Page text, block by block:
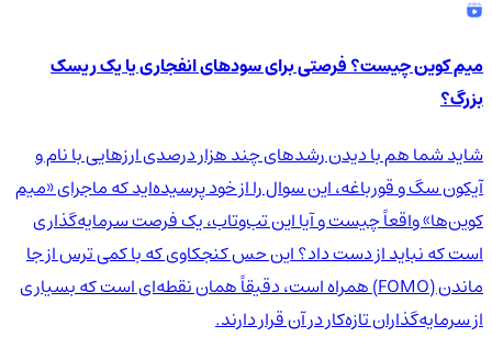
میم کوین چیست؟ فرصتی برای سودهای انفجاری یا یک ریسک
بزرگ؟
شاید شما هم با دیدن رشدهای چند هزار درصدی ارزهایی با نام و
آیکون سگ و قورباغه، این سوال را از خود پرسیده‌اید که ماجرای «میم
کوین‌ها» واقعاً چیست و آیا این تب‌وتاب، یک فرصت سرمایه‌گذاری
است که نباید از دست داد؟ این حس کنجکاوی که با کمی ترس از جا
ماندن (FOMO) همراه است، دقیقاً همان نقطه‌ای است که بسیاری
از سرمایه‌گذاران تازه‌کار در آن قرار دارند.